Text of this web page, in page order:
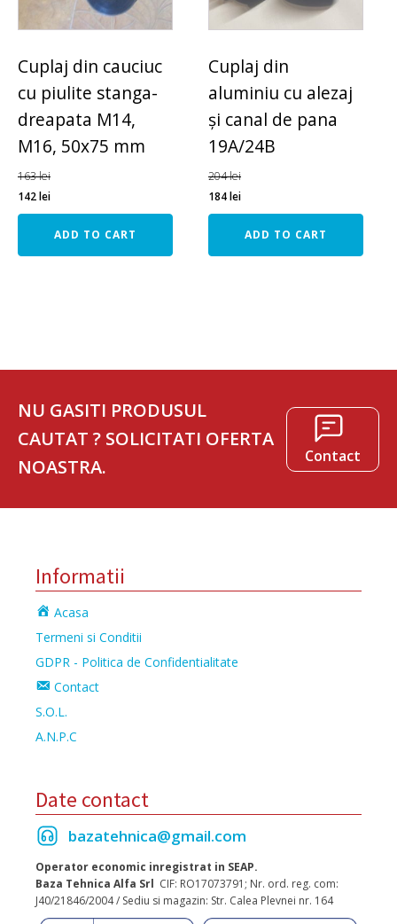
Cuplaj din cauciuc
cu piulite stanga-
dreapata M14,
M16, 50x75 mm
163lei
142lei
ADD TO CART
Cuplaj din
aluminiu cu alezaj
și canal de pana
19A/24B
204lei
184lei
ADD TO CART
NU GASITI PRODUSUL
CAUTAT ? SOLICITATI OFERTA
NOASTRA.
Contact
Informatii
Acasa
Termeni si Conditii
GDPR - Politica de Confidentialitate
Contact
S.O.L.
A.N.P.C
Date contact
bazatehnica@gmail.com
Operator economic inregistrat in SEAP.
Baza Tehnica Alfa Srl CIF: RO17073791; Nr. ord. reg. com:
J40/21846/2004 / Sediu si magazin: Str. Calea Plevnei nr. 164